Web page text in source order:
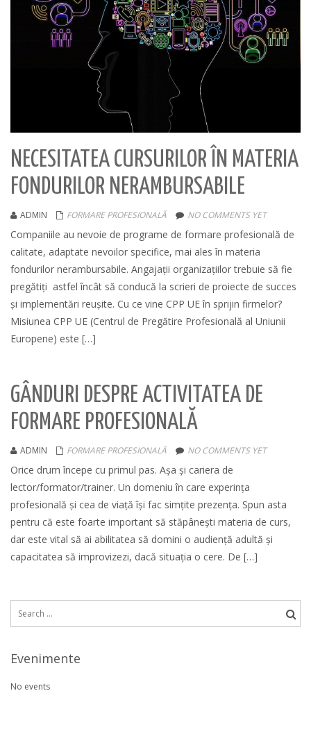
NECESITATEA CURSURILOR ÎN MATERIA
FONDURILOR NERAMBURSABILE
ADMIN FORMARE PROFESIONALĂ NO COMMENTS YET
Companiile au nevoie de programe de formare profesională de
calitate, adaptate nevoilor specifice, mai ales în materia
fondurilor nerambursabile. Angajații organizațiilor trebuie să fie
pregătiți astfel încât să conducă la scrieri de proiecte de succes
și implementări reușite. Cu ce vine CPP UE în sprijin firmelor?
Misiunea CPP UE (Centrul de Pregătire Profesională al Uniunii
Europene) este […]
GÂNDURI DESPRE ACTIVITATEA DE
FORMARE PROFESIONALĂ
ADMIN FORMARE PROFESIONALĂ NO COMMENTS YET
Orice drum începe cu primul pas. Așa și cariera de
lector/formator/trainer. Un domeniu în care experința
profesională și cea de viață își fac simțite prezența. Spun asta
pentru că este foarte important să stăpânești materia de curs,
dar este vital să ai abilitatea să domini o audiență adultă și
capacitatea să improvizezi, dacă situația o cere. De […]
Search
Evenimente
No events